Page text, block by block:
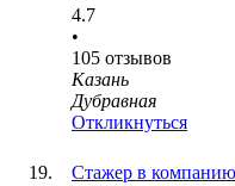
4.7
•
105 отзывов
Казань
Дубравная
Откликнуться
Стажер в